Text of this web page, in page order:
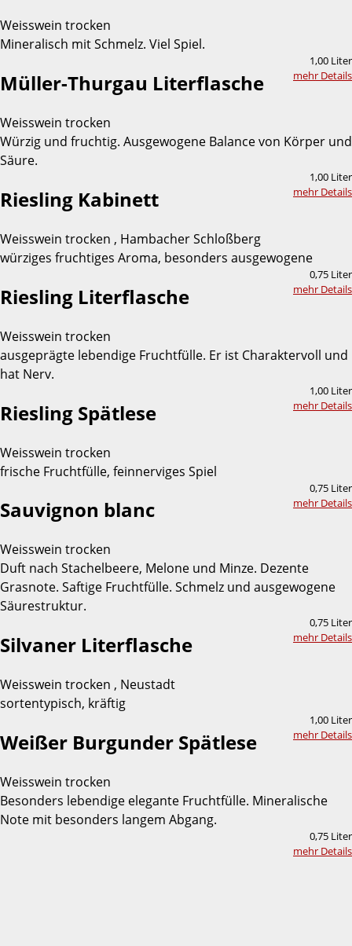
Weisswein trocken
Mineralisch mit Schmelz. Viel Spiel.
1,00 Liter
mehr Details
Müller-Thurgau Literflasche
Weisswein trocken
Würzig und fruchtig. Ausgewogene Balance von Körper und
Säure.
1,00 Liter
mehr Details
Riesling Kabinett
Weisswein trocken , Hambacher Schloßberg
würziges fruchtiges Aroma, besonders ausgewogene
0,75 Liter
mehr Details
Riesling Literflasche
Weisswein trocken
ausgeprägte lebendige Fruchtfülle. Er ist Charaktervoll und
hat Nerv.
1,00 Liter
mehr Details
Riesling Spätlese
Weisswein trocken
frische Fruchtfülle, feinnerviges Spiel
0,75 Liter
mehr Details
Sauvignon blanc
Weisswein trocken
Duft nach Stachelbeere, Melone und Minze. Dezente
Grasnote. Saftige Fruchtfülle. Schmelz und ausgewogene
Säurestruktur.
0,75 Liter
mehr Details
Silvaner Literflasche
Weisswein trocken , Neustadt
sortentypisch, kräftig
1,00 Liter
mehr Details
Weißer Burgunder Spätlese
Weisswein trocken
Besonders lebendige elegante Fruchtfülle. Mineralische
Note mit besonders langem Abgang.
0,75 Liter
mehr Details